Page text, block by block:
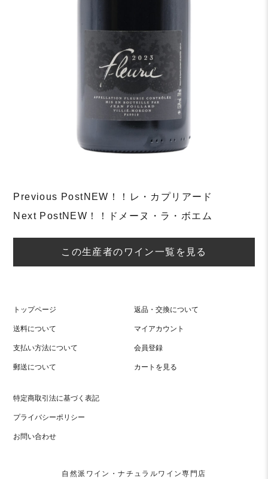
Post
navigation
Previous PostNEW！！レ・カプリアード
Next PostNEW！！ドメーヌ・ラ・ボエム
この生産者のワイン一覧を見る
トップページ
送料について
支払い方法について
郵送について
返品・交換について
マイアカウント
会員登録
カートを見る
特定商取引法に基づく表記
プライバシーポリシー
お問い合わせ
自然派ワイン・ナチュラルワイン専門店